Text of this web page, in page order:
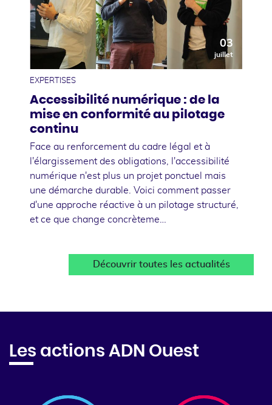
03
juillet
EXPERTISES
Accessibilité numérique : de la
mise en conformité au pilotage
continu
Face au renforcement du cadre légal et à
l'élargissement des obligations, l'accessibilité
numérique n'est plus un projet ponctuel mais
une démarche durable. Voici comment passer
d'une approche réactive à un pilotage structuré,
et ce que change concrèteme…
Découvrir toutes les actualités
Les actions ADN Ouest